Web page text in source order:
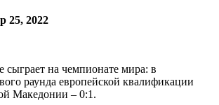
25, 2022
сыграет на чемпионате мира: в
раунда европейской квалификации
Македонии – 0:1.